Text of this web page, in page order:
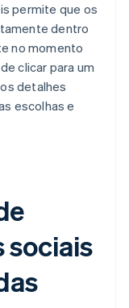
permite que os
dentro
no momento
clicar para um
detalhes
escolhas e
sociais